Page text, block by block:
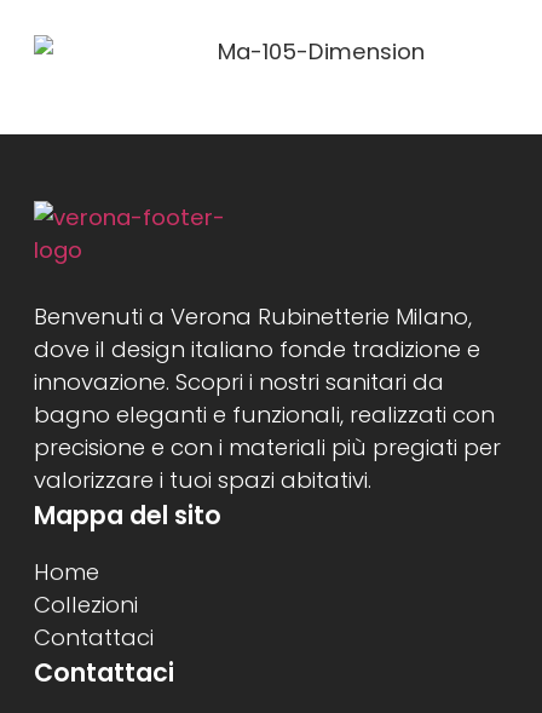
Benvenuti a Verona Rubinetterie Milano,
dove il design italiano fonde tradizione e
innovazione. Scopri i nostri sanitari da
bagno eleganti e funzionali, realizzati con
precisione e con i materiali più pregiati per
valorizzare i tuoi spazi abitativi.
Mappa del sito
Home
Collezioni
Contattaci
Contattaci